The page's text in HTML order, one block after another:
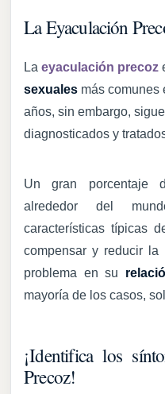
La Eyaculación
La eyaculación precoz
sexuales más comunes
años, sin embargo,
diagnosticados y
Un gran porcentaje
alrededor del
características típicas
compensar y reducir
problema en su
mayoría de los casos,
¡Identifica los
Precoz!